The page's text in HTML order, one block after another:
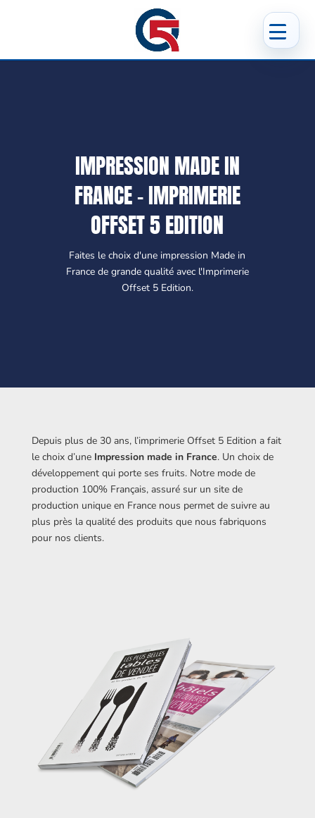
IMPRESSION MADE IN
FRANCE - IMPRIMERIE
OFFSET 5 EDITION
Faites le choix d'une impression Made in
France de grande qualité avec l'Imprimerie
Offset 5 Edition.
Depuis plus de 30 ans, l’imprimerie Offset 5 Edition a fait
le choix d’uneImpression made in France. Un choix de
développement qui porte ses fruits. Notre mode de
production 100% Français, assuré sur un site de
production unique en France nous permet de suivre au
plus près la qualité des produits que nous fabriquons
pour nos clients.